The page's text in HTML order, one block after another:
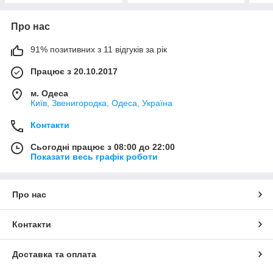
Про нас
91% позитивних з 11 відгуків за рік
Працює з 20.10.2017
м. Одеса
Київ, Звенигородка, Одеса, Україна
Контакти
Сьогодні працює з 08:00 до 22:00
Показати весь графік роботи
Про нас
Контакти
Доставка та оплата